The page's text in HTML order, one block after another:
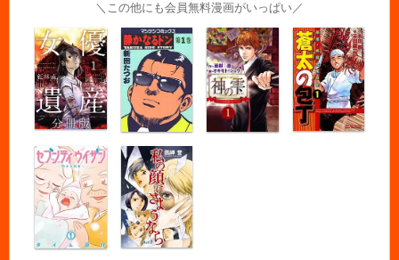
＼この他にも会員無料漫画がいっぱい／